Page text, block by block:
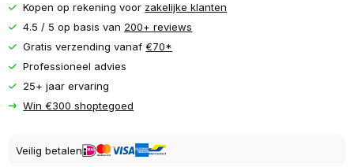
Kopen op rekening voor zakelijke klanten
4.5 / 5 op basis van 200+ reviews
Gratis verzending vanaf€70*
Professioneel advies
25+ jaar ervaring
Win €300 shoptegoed
Veilig betalen